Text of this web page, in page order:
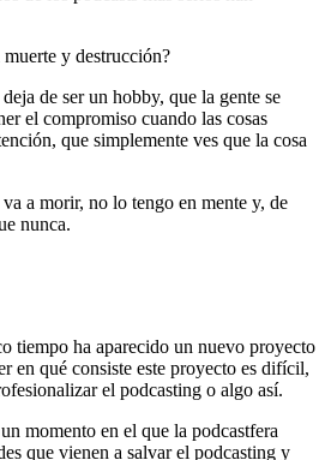
y destrucción?
de ser un hobby, que la gente se
el compromiso cuando las cosas
que simplemente ves que la cosa
a morir, no lo tengo en mente y, de
nunca.
tiempo ha aparecido un nuevo proyecto
en qué consiste este proyecto es difícil,
el podcasting o algo así.
momento en el que la podcastfera
que vienen a salvar el podcasting y